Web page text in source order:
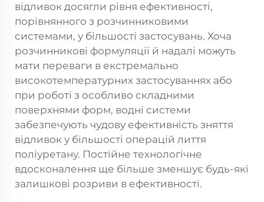
відливок досягли рівня ефективності,
порівнянного з розчинниковими
системами, у більшості застосувань. Хоча
розчинникові формуляції й надалі можуть
мати переваги в екстремально
високотемпературних застосуваннях або
при роботі з особливо складними
поверхнями форм, водні системи
забезпечують чудову ефективність зняття
відливок у більшості операцій лиття
поліуретану. Постійне технологічне
вдосконалення ще більше зменшує будь-які
залишкові розриви в ефективності.